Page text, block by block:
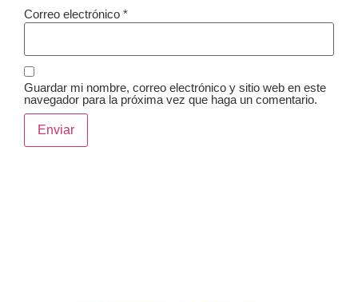
Correo electrónico *
Guardar mi nombre, correo electrónico y sitio web en este
navegador para la próxima vez que haga un comentario.